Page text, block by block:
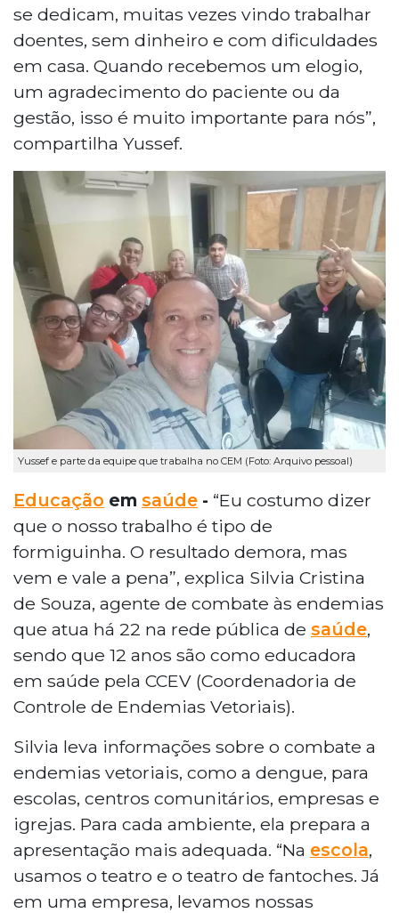
se dedicam, muitas vezes vindo trabalhar
doentes, sem dinheiro e com dificuldades
em casa. Quando recebemos um elogio,
um agradecimento do paciente ou da
gestão, isso é muito importante para nós”,
compartilha Yussef.
Yussef e parte da equipe que trabalha no CEM (Foto: Arquivo pessoal)
Educação em saúde - “Eu costumo dizer
que o nosso trabalho é tipo de
formiguinha. O resultado demora, mas
vem e vale a pena”, explica Silvia Cristina
de Souza, agente de combate às endemias
que atua há 22 na rede pública de saúde,
sendo que 12 anos são como educadora
em saúde pela CCEV (Coordenadoria de
Controle de Endemias Vetoriais).
Silvia leva informações sobre o combate a
endemias vetoriais, como a dengue, para
escolas, centros comunitários, empresas e
igrejas. Para cada ambiente, ela prepara a
apresentação mais adequada. “Na escola,
usamos o teatro e o teatro de fantoches. Já
em uma empresa, levamos nossas